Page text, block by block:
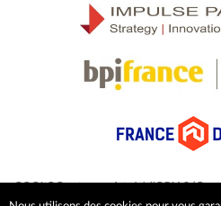
intermédiaires en assurance) comme